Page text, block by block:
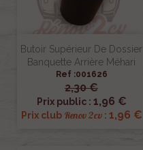
Butoir Supérieur De Dossier
Banquette Arrière Méhari
Ref :001626
2,30 €
Prix public : 1,96 €
Prix club Renov 2cv: 1,96 €